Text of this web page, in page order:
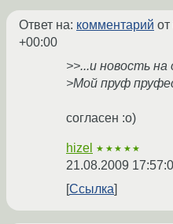
Ответ на: комментарий от
+00:00
>>...и новость на
>Мой пруф
согласен :o)
hizel ★★★★★
21.08.2009
Ссылка